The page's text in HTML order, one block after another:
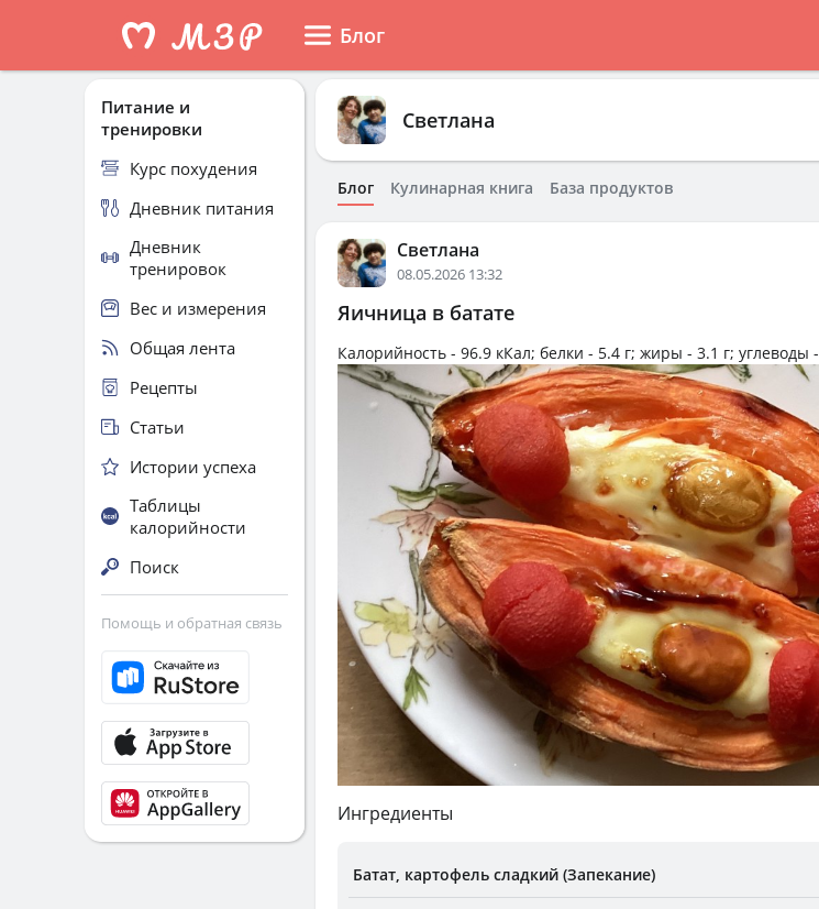
Блог
Светлана
Блог Кулинарная книга База продуктов
Светлана
08.05.2026 13:32
Яичница в батате
Калорийность - 96.9 кКал; белки - 5.4 г; жиры - 3.1 г; углеводы -
Ингредиенты
Батат, картофель сладкий (Запекание)
Питание и
тренировки
Курс похудения
Дневник питания
Дневник
тренировок
Вес и измерения
Общая лента
Рецепты
Статьи
Истории успеха
Таблицы
калорийности
Поиск
Помощь и обратная связь